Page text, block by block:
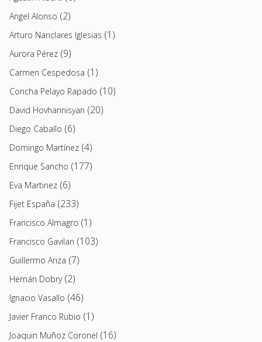
Angel Alonso (2)
Arturo Nanclares Iglesias (1)
Aurora Pérez (9)
Carmen Cespedosa (1)
Concha Pelayo Rapado (10)
David Hovhannisyan (20)
Diego Caballo (6)
Domingo Martínez (4)
Enrique Sancho (177)
Eva Martinez (6)
Fijet España (233)
Francisco Almagro (1)
Francisco Gavilan (103)
Guillermo Ariza (7)
Hernán Dobry(2)
Ignacio Vasallo (46)
Javier Franco Rubio (1)
Joaquin Muñoz Coronel (16)